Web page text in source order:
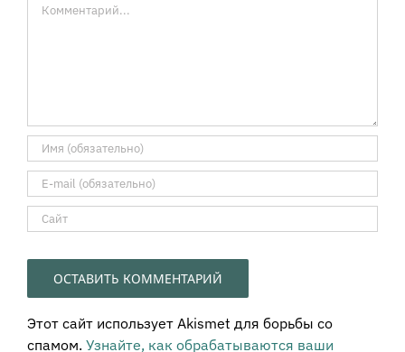
Этот сайт использует Akismet для борьбы со
спамом. Узнайте, как обрабатываются ваши